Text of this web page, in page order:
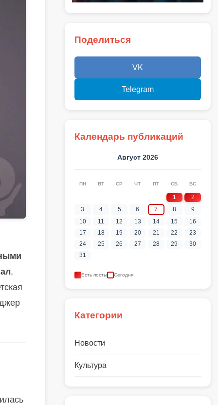
,
Поделиться
VK
Telegram
Календарь публикаций
Август 2026
ПН ВТ СР ЧТ ПТ СБ ВС
1
2
3
4 5 6 7 8
9
10
11 12 13 14 15
16
17
18 19 20 21 22
23
24
25 26 27 28 29
30
31
Есть посты Сегодня
Категории
Новости
Культура